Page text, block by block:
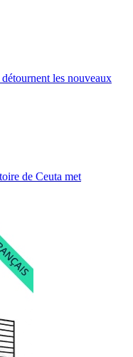
les nouveaux
de Ceuta met